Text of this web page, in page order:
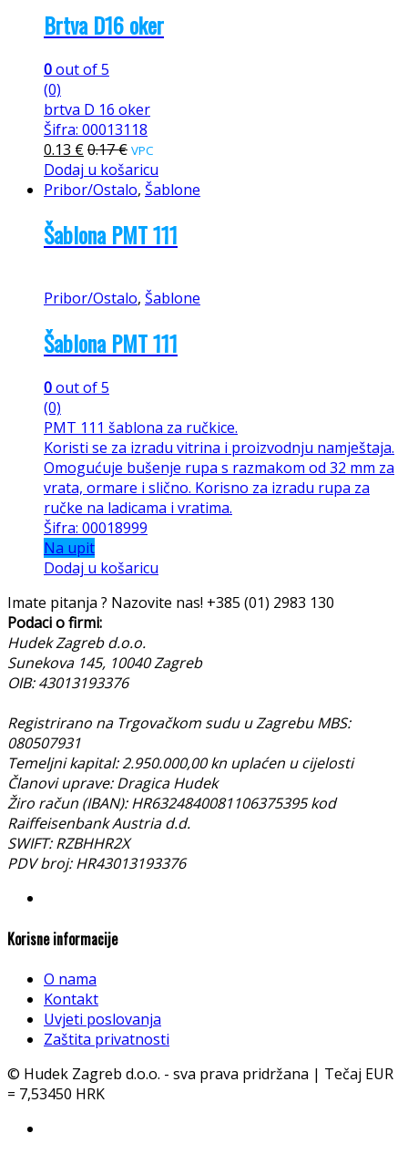
Brtva D16 oker
0out of 5
(0)
brtva D 16 oker
Šifra: 00013118
0.13 €0.17€ VPC
Dodaj u košaricu
Pribor/Ostalo, Šablone
Šablona PMT 111
Pribor/Ostalo, Šablone
Šablona PMT 111
0out of 5
(0)
PMT 111 šablona za ručkice.
Koristi se za izradu vitrina i proizvodnju namještaja.
Omogućuje bušenje rupa s razmakom od 32 mm za
vrata, ormare i slično. Korisno za izradu rupa za
ručke na ladicama i vratima.
Šifra: 00018999
Na upit
Dodaj u košaricu
Imate pitanja ? Nazovite nas! +385 (01) 2983 130
Podaci o firmi:
Hudek Zagreb d.o.o.
Sunekova 145, 10040 Zagreb
OIB: 43013193376
Registrirano na Trgovačkom sudu u Zagrebu MBS:
080507931
Temeljni kapital: 2.950.000,00 kn uplaćen u cijelosti
Članovi uprave: Dragica Hudek
Žiro račun (IBAN): HR6324840081106375395 kod
Raiffeisenbank Austria d.d.
SWIFT: RZBHHR2X
PDV broj: HR43013193376
Korisne informacije
O nama
Kontakt
Uvjeti poslovanja
Zaštita privatnosti
© Hudek Zagreb d.o.o. - sva prava pridržana | Tečaj EUR
= 7,53450 HRK